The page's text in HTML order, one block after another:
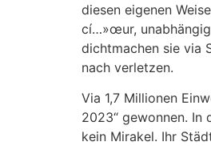
diesen eigenen
cí…»œur,
dichtmachen sie via
nach verletzen.
Via 1,7 Millionen
2023“ gewonnen. In
kein Mirakel. Ihr